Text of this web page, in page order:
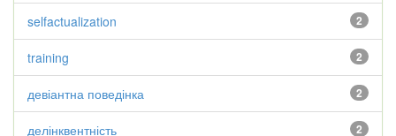
2
selfactualization
2
training
2
девіантна поведінка
2
делінквентність